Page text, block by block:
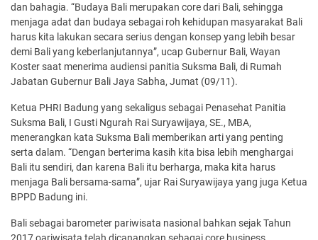
dan bahagia. “Budaya Bali merupakan core dari Bali, sehingga
menjaga adat dan budaya sebagai roh kehidupan masyarakat Bali
harus kita lakukan secara serius dengan konsep yang lebih besar
demi Bali yang keberlanjutannya”, ucap Gubernur Bali, Wayan
Koster saat menerima audiensi panitia Suksma Bali, di Rumah
Jabatan Gubernur Bali Jaya Sabha, Jumat (09/11).
Ketua PHRI Badung yang sekaligus sebagai Penasehat Panitia
Suksma Bali, I Gusti Ngurah Rai Suryawijaya, SE., MBA,
menerangkan kata Suksma Bali memberikan arti yang penting
serta dalam. “Dengan berterima kasih kita bisa lebih menghargai
Bali itu sendiri, dan karena Bali itu berharga, maka kita harus
menjaga Bali bersama-sama”, ujar Rai Suryawijaya yang juga Ketua
BPPD Badung ini.
Bali sebagai barometer pariwisata nasional bahkan sejak Tahun
2017 oariwisata telah dicanangkan sebagai core business